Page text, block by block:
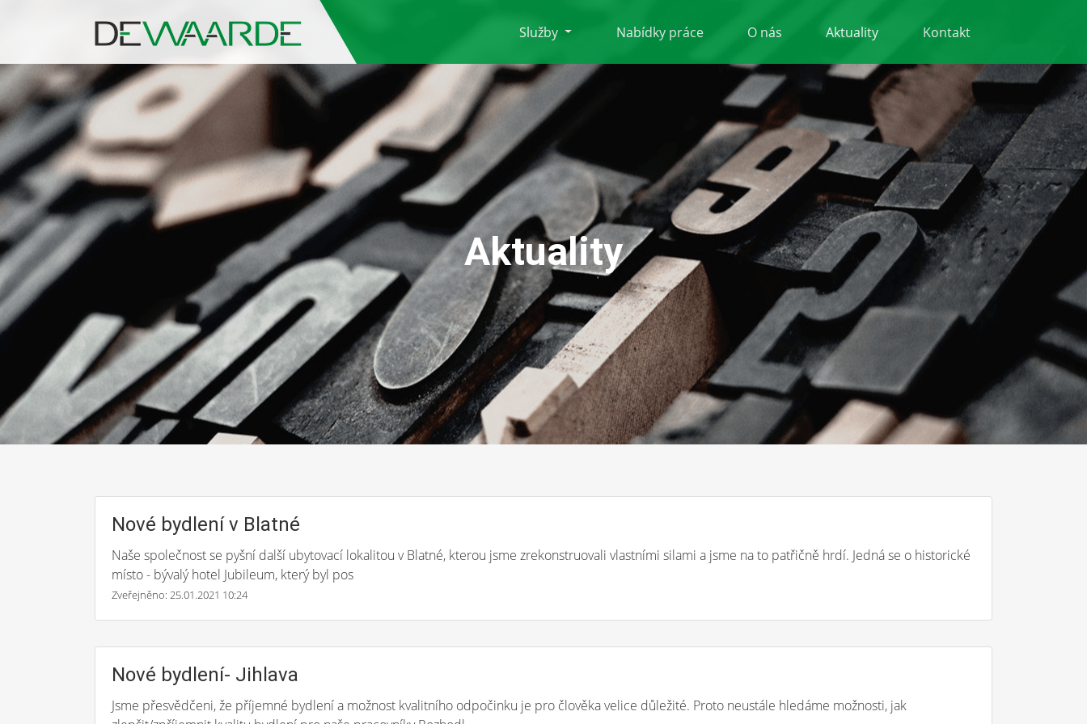
Služby Nabídky práce O nás Aktuality Kontakt
Aktuality
Nové bydlení v Blatné
Naše společnost se pyšní další ubytovací lokalitou v Blatné, kterou jsme zrekonstruovali vlastními silami a jsme na to patřičně hrdí. Jedná se o historické
místo - bývalý hotel Jubileum, který byl pos
Zveřejněno: 25.01.2021 10:24
Nové bydlení- Jihlava
Jsme přesvědčeni, že příjemné bydlení a možnost kvalitního odpočinku je pro člověka velice důležité. Proto neustále hledáme možnosti, jak